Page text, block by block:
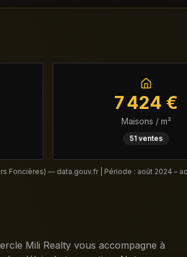
7 424 €
Maisons / m²
51 ventes
Foncières) — data.gouv.fr | Période : août 2024 –
Mili Realty vous accompagne à